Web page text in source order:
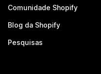
Comunidade Shopify
Blog da Shopify
Pesquisas